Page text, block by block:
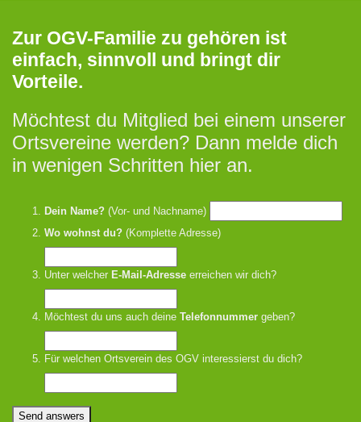
Zur OGV-Familie zu gehören ist
einfach, sinnvoll und bringt dir
Vorteile.
Möchtest du Mitglied bei einem unserer
Ortsvereine werden? Dann melde dich
in wenigen Schritten hier an.
Dein Name? (Vor- und Nachname)
Wo wohnst du? (Komplette Adresse)
Unter welcher E-Mail-Adresse erreichen wir dich?
Möchtest du uns auch deine Telefonnummer geben?
Für welchen Ortsverein des OGV interessierst du dich?
Send answers